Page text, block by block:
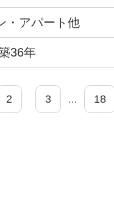
・アパート他
36年
2 3 … 18